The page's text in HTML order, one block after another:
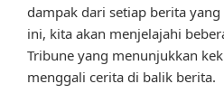
dampak dari setiap berita
ini, kita akan menjelajahi
Tribune yang menunjukkan
menggali cerita di balik berita.